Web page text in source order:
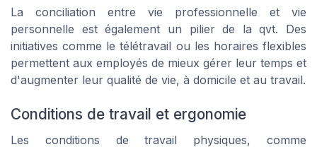
La conciliation entre vie professionnelle et vie
personnelle est également un pilier de la qvt. Des
initiatives comme le télétravail ou les horaires flexibles
permettent aux employés de mieux gérer leur temps et
d'augmenter leur qualité de vie, à domicile et au travail.
Conditions de travail et ergonomie
Les conditions de travail physiques, comme